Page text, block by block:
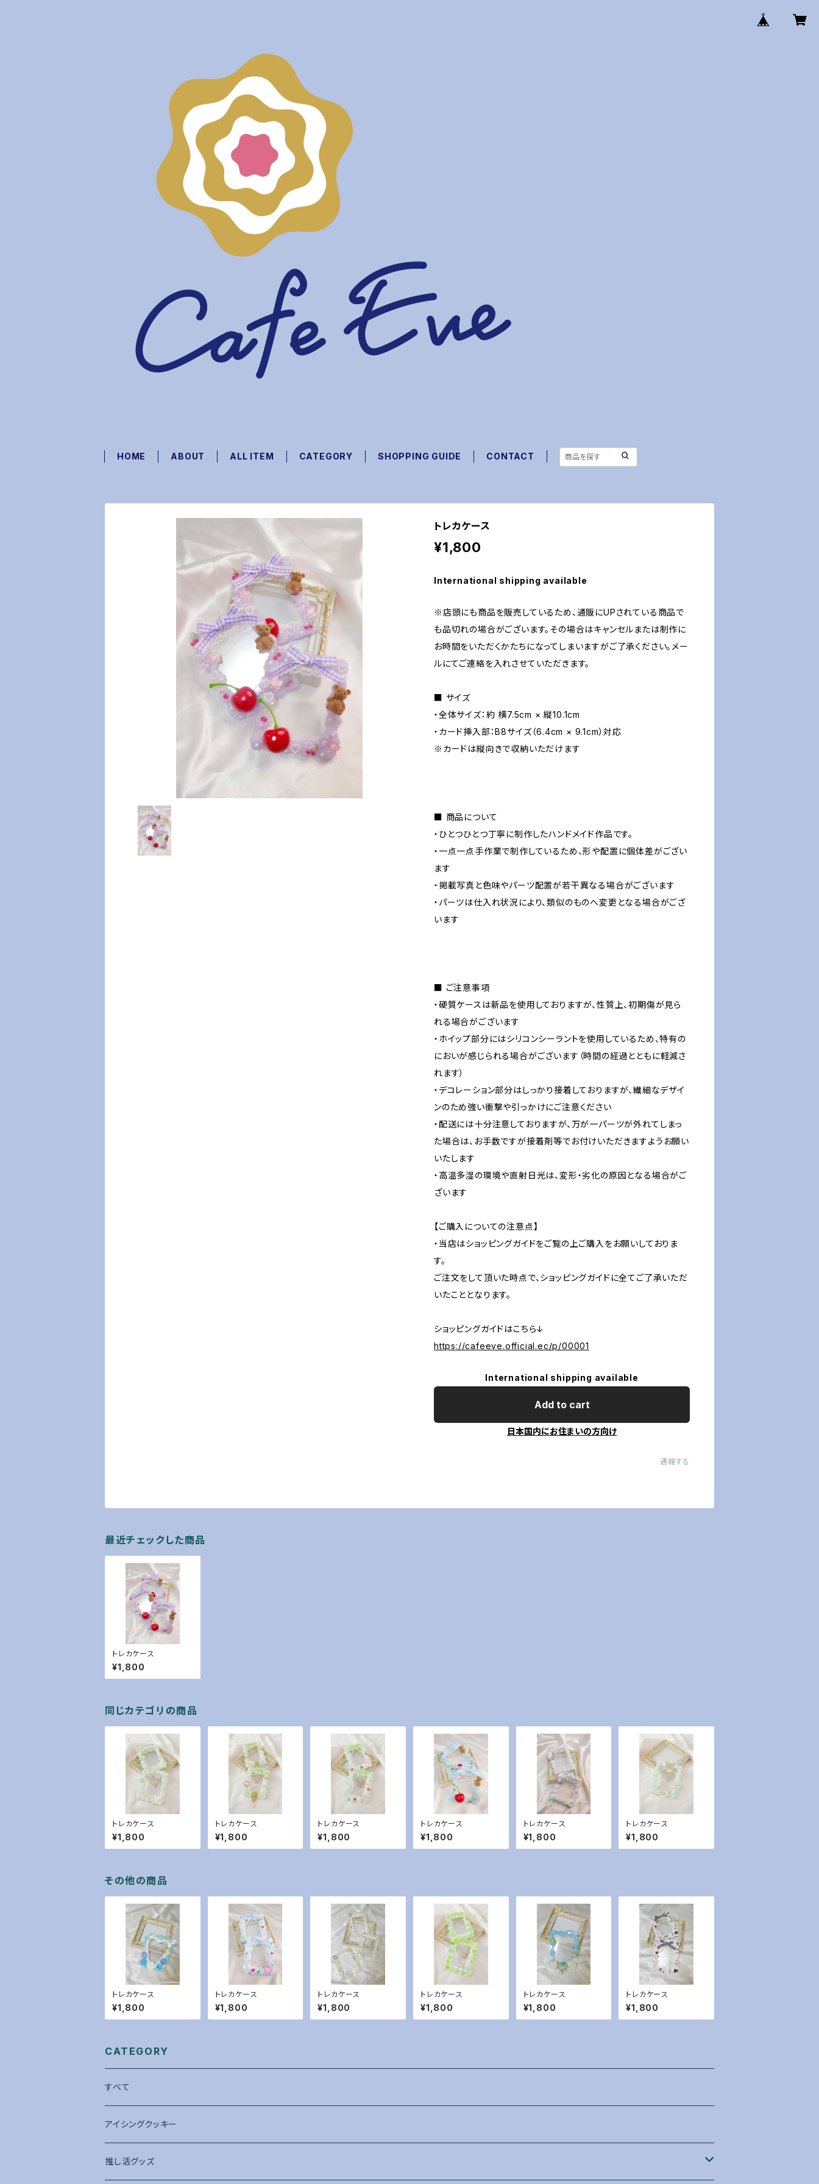
HOME ABOUT ALL ITEM CATEGORY SHOPPING GUIDE CONTACT
トレカケース
¥1,800
International shipping available
※店頭にも商品を販売しているため、通販にUPされている商品で
も品切れの場合がございます。その場合はキャンセルまたは制作に
お時間をいただくかたちになってしまいますがご了承ください。メー
ルにてご連絡を入れさせていただきます。
■ サイズ
・全体サイズ：約 横7.5cm × 縦10.1cm
・カード挿入部：B8サイズ（6.4cm × 9.1cm）対応
※カードは縦向きで収納いただけます
■ 商品について
・ひとつひとつ丁寧に制作したハンドメイド作品です。
・一点一点手作業で制作しているため、形や配置に個体差がござい
ます
・掲載写真と色味やパーツ配置が若干異なる場合がございます
・パーツは仕入れ状況により、類似のものへ変更となる場合がござ
います
■ ご注意事項
・硬質ケースは新品を使用しておりますが、性質上、初期傷が見ら
れる場合がございます
・ホイップ部分にはシリコンシーラントを使用しているため、特有の
においが感じられる場合がございます（時間の経過とともに軽減さ
れます）
・デコレーション部分はしっかり接着しておりますが、繊細なデザイ
ンのため強い衝撃や引っかけにご注意ください
・配送には十分注意しておりますが、万が一パーツが外れてしまっ
た場合は、お手数ですが接着剤等でお付けいただきますようお願い
いたします
・高温多湿の環境や直射日光は、変形・劣化の原因となる場合がご
ざいます
【ご購入についての注意点】
・当店はショッピングガイドをご覧の上ご購入をお願いしておりま
す。
ご注文をして頂いた時点で、ショッピングガイドに全てご了承いただ
いたこととなります。
ショッピングガイドはこちら↓
https://cafeeve.official.ec/p/00001
International shipping available
Add to cart
日本国内にお住まいの方向け
通報する
最近チェックした商品
トレカケース
¥1,800
同じカテゴリの商品
トレカケース
¥1,800
トレカケース
¥1,800
トレカケース
¥1,800
トレカケース
¥1,800
トレカケース
¥1,800
トレカケース
¥1,800
その他の商品
トレカケース
¥1,800
トレカケース
¥1,800
トレカケース
¥1,800
トレカケース
¥1,800
トレカケース
¥1,800
トレカケース
¥1,800
CATEGORY
すべて
アイシングクッキー
推し活グッズ